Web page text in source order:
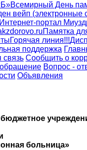
Всемирный День
вейп (электронные
Интернет-портал
Памятка
Горячая линия!!!
поддержка
связь Сообщить о
Вопрос -
Объявления
бюджетное
больница»